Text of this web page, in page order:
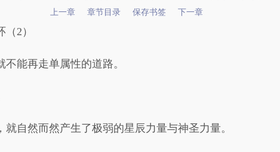
上一章 章节目录 保存书签 下一章
2）
能再走单属性的道路。
自然而然产生了极弱的星辰力量与神圣力量。